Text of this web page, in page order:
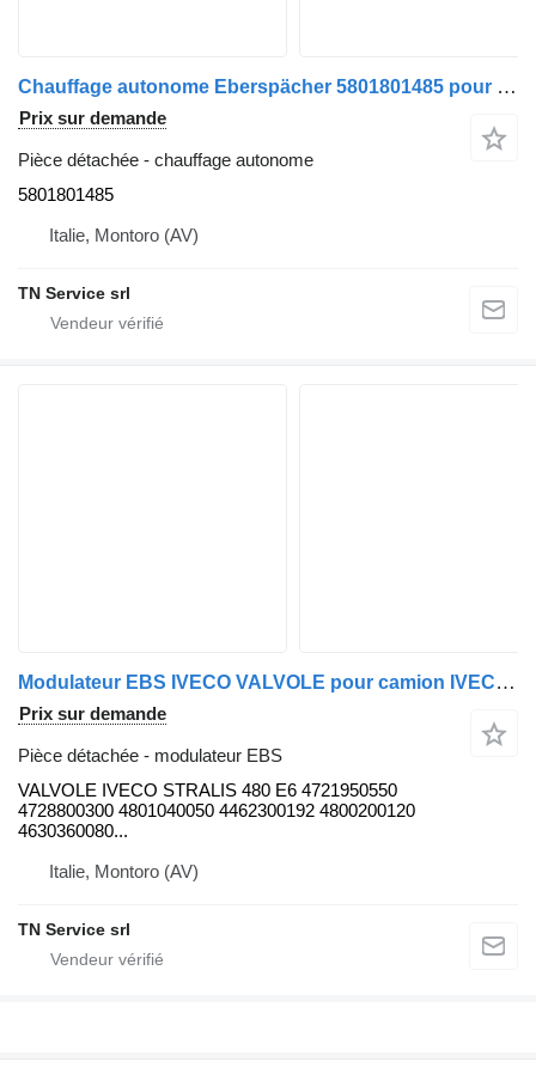
Chauffage autonome Eberspächer 5801801485 pour camion IVECO Stralis 480 E6
Prix sur demande
Pièce détachée - chauffage autonome
5801801485
Italie, Montoro (AV)
TN Service srl
Modulateur EBS IVECO VALVOLE pour camion IVECO Stralis 480 E6
Prix sur demande
Pièce détachée - modulateur EBS
VALVOLE IVECO STRALIS 480 E6 4721950550
4728800300 4801040050 4462300192 4800200120
4630360080...
Italie, Montoro (AV)
TN Service srl